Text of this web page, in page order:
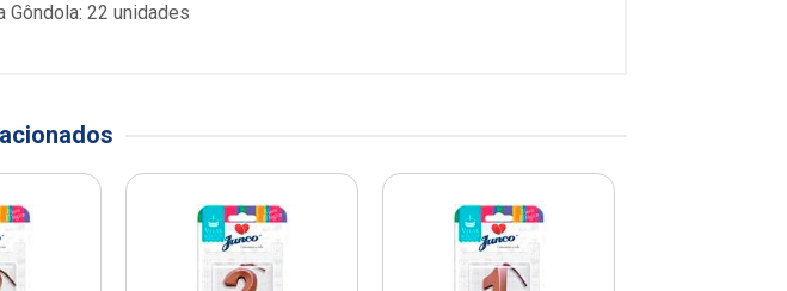
22 unidades